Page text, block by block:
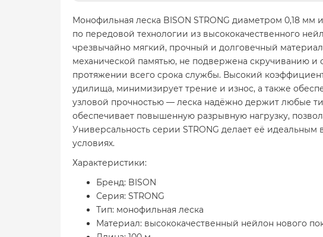
Монофильная леска BISON STRONG диаметром 0,18 мм
по передовой технологии из высококачественного
чрезвычайно мягкий, прочный и долговечный
механической памятью, не подвержена скручиванию и
протяжении всего срока службы. Высокий
удилища, минимизирует трение и износ, а также
узловой прочностью — леска надёжно держит любые
обеспечивает повышенную разрывную нагрузку,
Универсальность серии STRONG делает её
условиях.
Характеристики:
Бренд: BISON
Серия: STRONG
Тип: монофильная леска
Материал: высококачественный нейлон нового